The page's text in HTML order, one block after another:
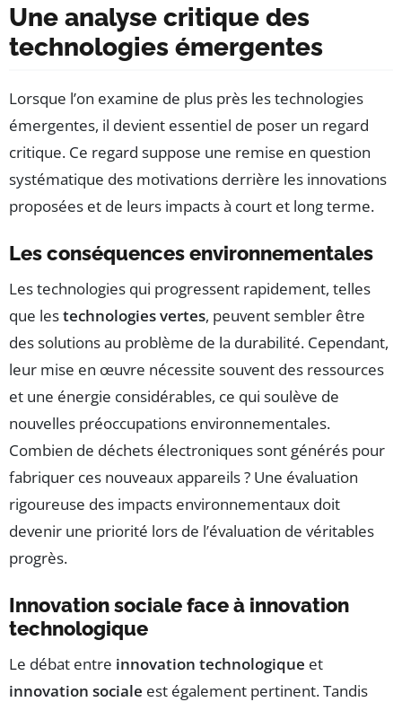
Une analyse critique des
technologies émergentes
Lorsque l’on examine de plus près les technologies
émergentes, il devient essentiel de poser un regard
critique. Ce regard suppose une remise en question
systématique des motivations derrière les innovations
proposées et de leurs impacts à court et long terme.
Les conséquences environnementales
Les technologies qui progressent rapidement, telles
que lestechnologies vertes, peuvent sembler être
des solutions au problème de la durabilité. Cependant,
leur mise en œuvre nécessite souvent des ressources
et une énergie considérables, ce qui soulève de
nouvelles préoccupations environnementales.
Combien de déchets électroniques sont générés pour
fabriquer ces nouveaux appareils ? Une évaluation
rigoureuse des impacts environnementaux doit
devenir une priorité lors de l’évaluation de véritables
progrès.
Innovation sociale face à innovation
technologique
Le débat entre innovation technologique et
innovation sociale est également pertinent. Tandis